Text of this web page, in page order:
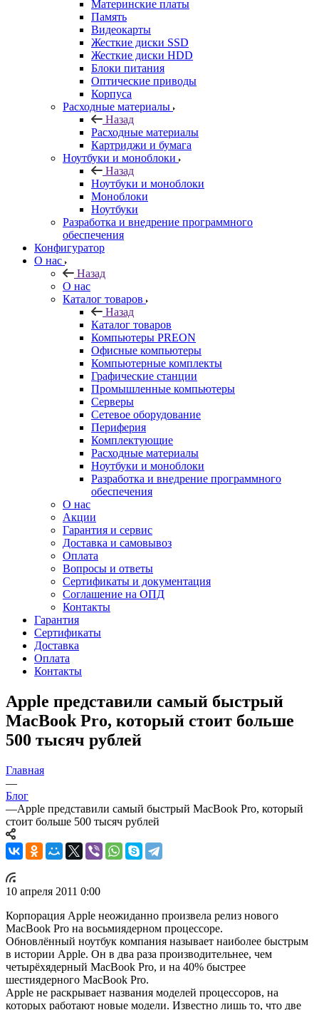
Материнские платы
Память
Видеокарты
Жесткие диски SSD
Жесткие диски HDD
Блоки питания
Оптические приводы
Корпуса
Расходные материалы
Назад
Расходные материалы
Картриджи и бумага
Ноутбуки и моноблоки
Назад
Ноутбуки и моноблоки
Моноблоки
Ноутбуки
Разработка и внедрение программного
обеспечения
Конфигуратор
О нас
Назад
О нас
Каталог товаров
Назад
Каталог товаров
Компьютеры PREON
Офисные компьютеры
Компьютерные комплекты
Графические станции
Промышленные компьютеры
Серверы
Сетевое оборудование
Периферия
Комплектующие
Расходные материалы
Ноутбуки и моноблоки
Разработка и внедрение программного
обеспечения
О нас
Акции
Гарантия и сервис
Доставка и самовывоз
Оплата
Вопросы и ответы
Сертификаты и документация
Соглашение на ОПД
Контакты
Гарантия
Сертификаты
Доставка
Оплата
Контакты
Apple представили самый быстрый
MacBook Prо, который стоит больше
500 тысяч рублей
Главная
—
Блог
—Apple представили самый быстрый MacBook Prо, который
стоит больше 500 тысяч рублей
10 апреля 2011 0:00
Корпорация Apple неожиданно произвела релиз нового
MacBook Pro на восьмиядерном процессоре.
Обновлённый ноутбук компания называет наиболее быстрым
в истории Apple. Он в два раза производительнее, чем
четырёхядерный MacBook Pro, и на 40% быстрее
шестиядерного MacBook Pro.
Apple не раскрывает названия моделей процессоров, на
которых работают новые модели. Известно лишь то, что две